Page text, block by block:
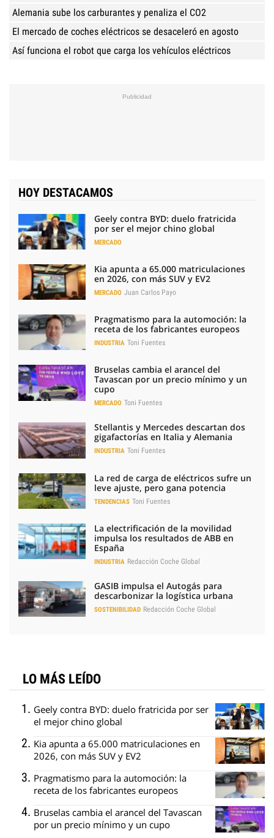
Alemania sube los carburantes y penaliza el CO2
El mercado de coches eléctricos se desaceleró en agosto
Así funciona el robot que carga los vehículos eléctricos
HOY DESTACAMOS
Geely contra BYD: duelo fratricida
por ser el mejor chino global
MERCADO
Kia apunta a 65.000 matriculaciones
en 2026, con más SUV y EV2
MERCADO Juan Carlos Payo
Pragmatismo para la automoción: la
receta de los fabricantes europeos
INDUSTRIA Toni Fuentes
Bruselas cambia el arancel del
Tavascan por un precio mínimo y un
cupo
MERCADO Toni Fuentes
Stellantis y Mercedes descartan dos
gigafactorías en Italia y Alemania
INDUSTRIA Toni Fuentes
La red de carga de eléctricos sufre un
leve ajuste, pero gana potencia
TENDENCIAS Toni Fuentes
La electrificación de la movilidad
impulsa los resultados de ABB en
España
INDUSTRIA Redacción Coche Global
GASIB impulsa el Autogás para
descarbonizar la logística urbana
SOSTENIBILIDAD Redacción Coche Global
LO MÁS LEÍDO
Geely contra BYD: duelo fratricida por ser
el mejor chino global
Kia apunta a 65.000 matriculaciones en
2026, con más SUV y EV2
Pragmatismo para la automoción: la
receta de los fabricantes europeos
Bruselas cambia el arancel del Tavascan
por un precio mínimo y un cupo